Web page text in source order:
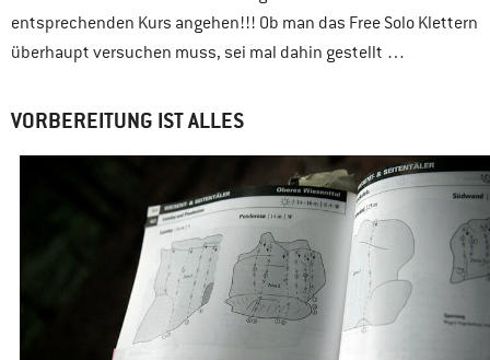
entsprechenden Kurs angehen!!! Ob man das Free Solo Klettern
überhaupt versuchen muss, sei mal dahin gestellt …
VORBEREITUNG IST ALLES